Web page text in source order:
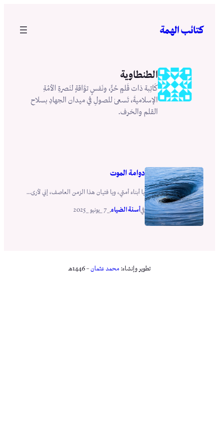
المحتوى
كتائب الهمة
الطنطاوية
كَاتِبة ذات قَلمٍ حُرٍّ، ونَفسٍ توَّاقةٍ لنَصرةِ الأمُةِ
الإسلاميةَ، تَسعىٰ للصولِ في ميدان الجهادِ بسلاح
القلم والحَرف.
دوامة الموت
يا أبناء أمتي، ويا فتيان هذا الزمن العاصف، إني لأرى...
فيأسنة الضياء.
تطوير وإنشاء: محمد عثمان– 1446هـ